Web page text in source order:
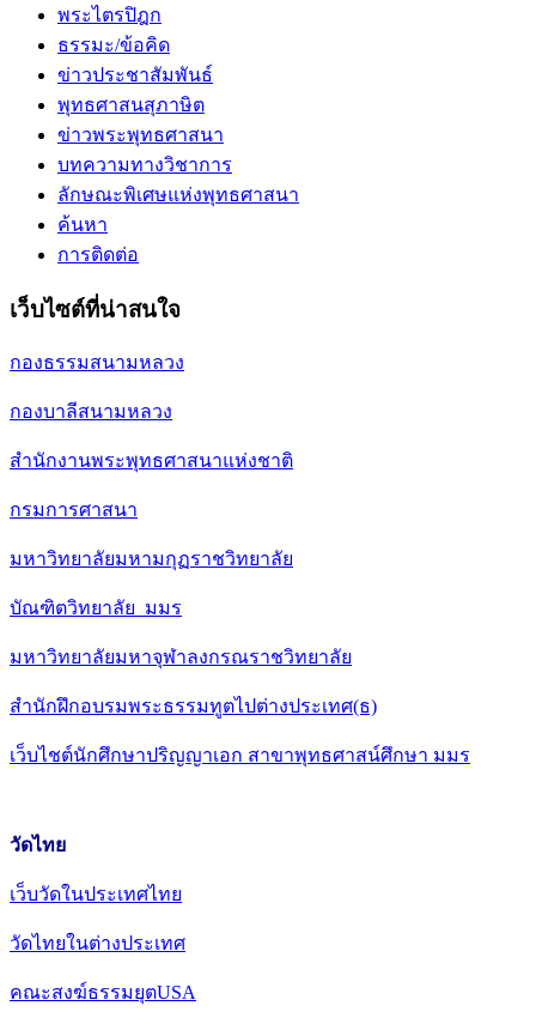
พระไตรปิฎก
ธรรมะ/ข้อคิด
ข่าวประชาสัมพันธ์
พุทธศาสนสุภาษิต
ข่าวพระพุทธศาสนา
บทความทางวิชาการ
ลักษณะพิเศษแห่งพุทธศาสนา
ค้นหา
การติดต่อ
เว็บไซต์ที่น่าสนใจ
กองธรรมสนามหลวง
กองบาลีสนามหลวง
สำนักงานพระพุทธศาสนาแห่งชาติ
กรมการศาสนา
มหาวิทยาลัยมหามกุฏราชวิทยาลัย
บัณฑิตวิทยาลัย มมร
มหาวิทยาลัยมหาจุฬาลงกรณราชวิทยาลัย
สำนักฝึกอบรมพระธรรมทูตไปต่างประเทศ(ธ)
เว็บไชต์นักศึกษาปริญญาเอก สาขาพุทธศาสน์ศึกษา มมร
วัดไทย
เว็บวัดในประเทศไทย
วัดไทยในต่างประเทศ
คณะสงฆ์ธรรมยุตUSA